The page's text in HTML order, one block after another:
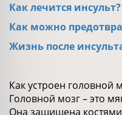
Как лечится инсульт?
Как можно
Жизнь после
Как устроен головной
Головной мозг – это
Она защищена